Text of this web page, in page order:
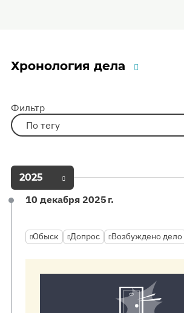
Хронология дела
Фильтр
По тегу
2025
10 декабря 2025 г.
Обыск Допрос Возбуждено дело